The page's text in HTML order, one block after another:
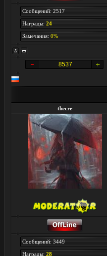
Сообщений: 2517
Награды: 24
Замечания: 0%
8537
thecre
Сообщений: 3449
Награды: 28